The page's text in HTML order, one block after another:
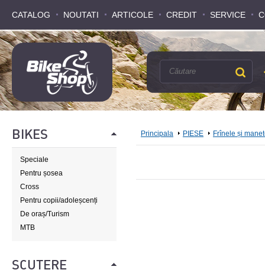
CATALOG NOUTATI ARTICOLE CREDIT SERVICE
CATALOG NOUTATI ARTICOLE CREDIT SERVICE
BIKES
Speciale
Pentru șosea
Cross
Pentru copii/adoleșcenți
De oraș/Turism
MTB
SCUTERE
Principala PIESE Frînele și